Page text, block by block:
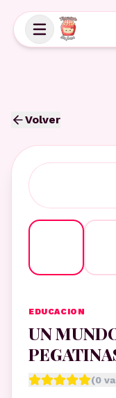
Volver
EDUCACION
UN
(0